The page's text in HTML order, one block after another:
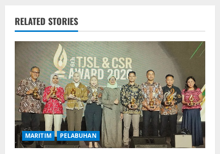
RELATED STORIES
MARITIM PELABUHAN